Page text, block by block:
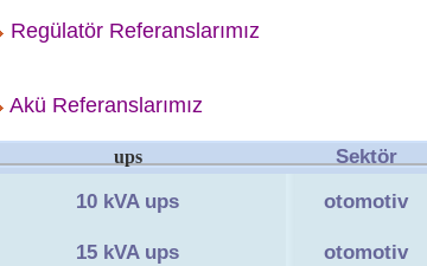
Regülatör Referanslarımız
Akü Referanslarımız
ups Sektör
10 kVA ups otomotiv
15 kVA ups otomotiv